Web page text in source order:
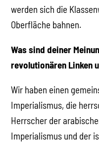
werden sich die
Oberfläche bahnen.
Was sind deiner
revolutionären Linken
Wir haben einen
Imperialismus, die
Herrscher der
Imperialismus und der